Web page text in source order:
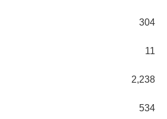
304
11
2,238
534